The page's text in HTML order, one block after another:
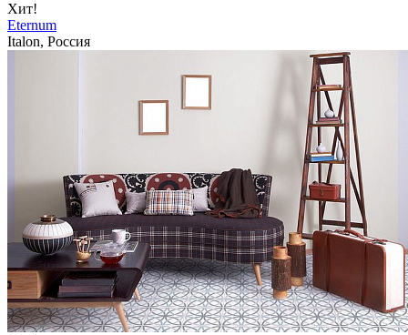
Хит!
Eternum
Italon, Россия